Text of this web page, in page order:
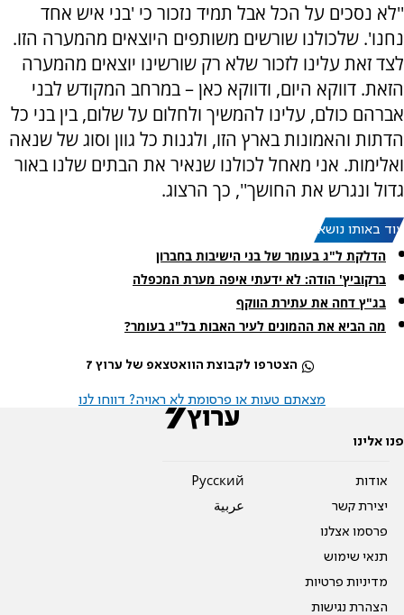
''לא נסכים על הכל אבל תמיד נזכור כי 'בני איש אחד
נחנו'. שלכולנו שורשים משותפים היוצאים מהמערה הזו.
לצד זאת עלינו לזכור שלא רק שורשינו יוצאים מהמערה
הזאת. דווקא היום, ודווקא כאן – במרחב המקודש לבני
אברהם כולם, עלינו להמשיך ולחלום על שלום, בין בני כל
הדתות והאמונות בארץ הזו, ולגנות כל גוון וסוג של שנאה
ואלימות. אני מאחל לכולנו שנאיר את הבתים שלנו באור
גדול ונגרש את החושך'', כך הרצוג.
עוד באותו נושא:
הדלקת ל"ג בעומר של בני הישיבות בחברון
ברקוביץ' הודה: לא ידעתי איפה מערת המכפלה
בג"ץ דחה את עתירת הווקף
מה הביא את ההמונים לעיר האבות בל"ג בעומר?
הצטרפו לקבוצת הוואטצאפ של ערוץ 7
מצאתם טעות או פרסומת לא ראויה? דווחו לנו
פנו אלינו
אודות
יצירת קשר
פרסמו אצלנו
תנאי שימוש
מדיניות פרטיות
הצהרת נגישות
Pусский
عربية